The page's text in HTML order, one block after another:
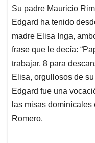
Su padre Mauricio
Edgard ha tenido
madre Elisa Inga,
frase que le decía:
trabajar, 8 para
Elisa, orgullosos de
Edgard fue una
las misas
Romero.